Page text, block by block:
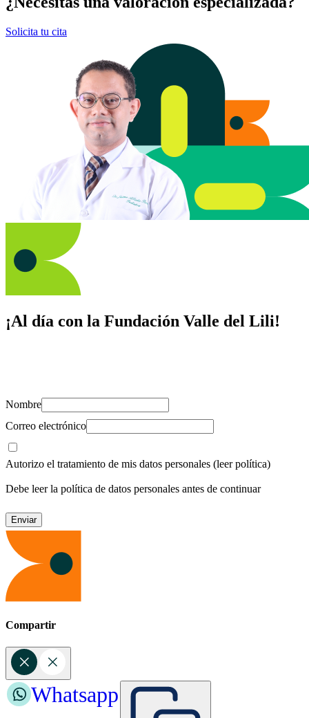
Solicita tu cita
¡Al día con la Fundación Valle del Lili!
Nombre
Correo electrónico
Autorizo el tratamiento de mis datos personales (leer política)
Debe leer la política de datos personales antes de continuar
Compartir
Whatsapp